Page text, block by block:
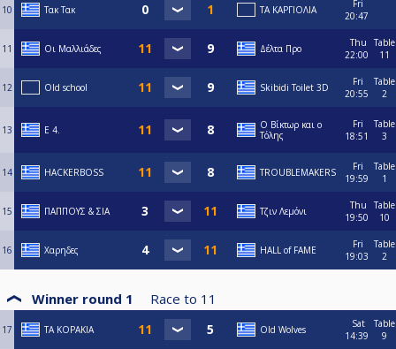
10 Τακ Τακ ΤΑ ΚΑΡΓΙΟΛΙΑ
Fri
20:47
11 Οι Μαλλιάδες Δέλτα Προ
Thu
22:00
Table
11
12 Old school Skibidi Toilet 3D
Fri
20:55
Table
2
13 E 4.
Ο Βίκτωρ και ο
Τόλης
Fri
18:51
Table
3
14 HACKERBOSS TROUBLEMAKERS
Fri
19:59
Table
1
15 ΠΑΠΠΟΥΣ & ΣΙΑ Τζιν Λεμόνι
Thu
19:50
Table
10
16 Χαρηδες HALL of FAME
Fri
19:03
Table
2
Winner round 1 Race to 11
17 ΤΑ ΚΟΡΑΚΙΑ Old Wolves
Sat
14:39
Table
9